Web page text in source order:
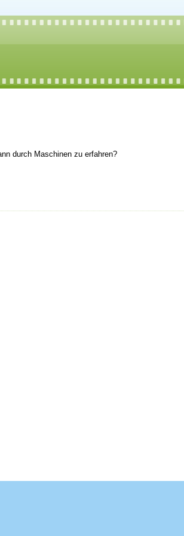
durch Maschinen zu erfahren?